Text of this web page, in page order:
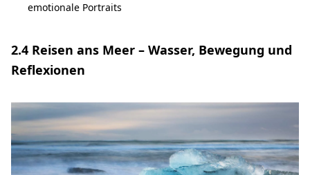
emotionale Portraits
2.4 Reisen ans Meer – Wasser, Bewegung und
Reflexionen